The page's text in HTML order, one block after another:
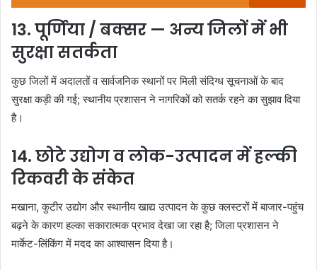
13. पूर्णिया / बक्सर — अन्य जिलों में भी
सुरक्षा सतर्कता
कुछ जिलों में अदालतों व सार्वजनिक स्थानों पर मिली संदिग्ध सूचनाओं के बाद
सुरक्षा कड़ी की गई; स्थानीय प्रशासन ने नागरिकों को सतर्क रहने का सुझाव दिया
है।
14. छोटे उद्योग व लोक-उत्पादन में हल्की
रिकवरी के संकेत
मखाना, कुटीर उद्योग और स्थानीय खाद्य उत्पादन के कुछ क्लस्टरों में बाजार-पहुंच
बढ़ने के कारण हल्का सकारात्मक प्रभाव देखा जा रहा है; जिला प्रशासन ने
मार्केट-लिंकिंग में मदद का आश्वासन दिया है।